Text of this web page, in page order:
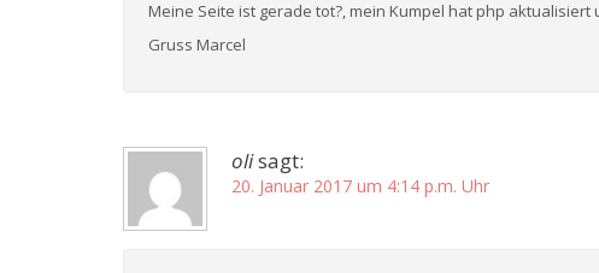
Meine Seite ist gerade tot?, mein Kumpel hat php aktualisiert
Gruss Marcel
olisagt:
20. Januar 2017 um 4:14 p.m. Uhr